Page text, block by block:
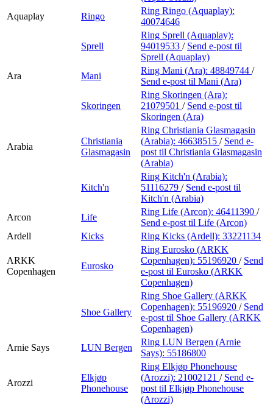
Aquaplay
Ringo
Ring Ringo (Aquaplay):
40074646
Sprell
Ring Sprell (Aquaplay):
94019533 / Send e-post til
Sprell (Aquaplay)
Ara
Mani
Ring Mani (Ara): 48849744 /
Send e-post til Mani (Ara)
Skoringen
Ring Skoringen (Ara):
21079501 / Send e-post til
Skoringen (Ara)
Arabia
Christiania
Glasmagasin
Ring Christiania Glasmagasin
(Arabia): 46638515 / Send e-
post til Christiania Glasmagasin
(Arabia)
Kitch'n
Ring Kitch'n (Arabia):
51116279 / Send e-post til
Kitch'n (Arabia)
Arcon
Life
Ring Life (Arcon): 46411390 /
Send e-post til Life (Arcon)
Ardell
Kicks Ring Kicks (Ardell): 33221134
ARKK
Copenhagen
Eurosko
Ring Eurosko (ARKK
Copenhagen): 55196920 / Send
e-post til Eurosko (ARKK
Copenhagen)
Shoe Gallery
Ring Shoe Gallery (ARKK
Copenhagen): 55196920 / Send
e-post til Shoe Gallery (ARKK
Copenhagen)
Arnie Says
LUN Bergen
Ring LUN Bergen (Arnie
Says): 55186800
Arozzi
Elkjøp
Phonehouse
Ring Elkjøp Phonehouse
(Arozzi): 21002121 / Send e-
post til Elkjøp Phonehouse
(Arozzi)